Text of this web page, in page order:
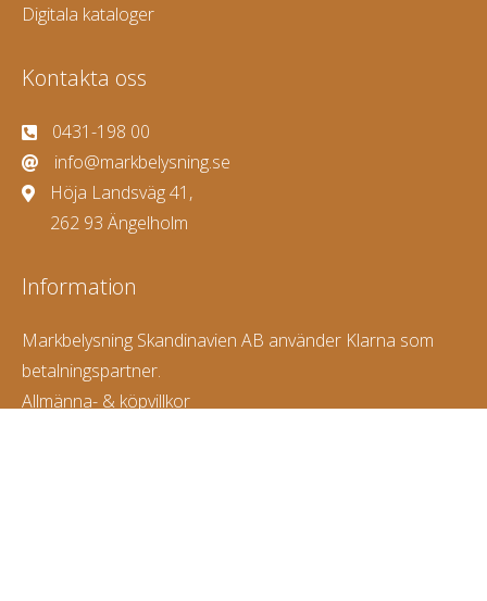
Digitala kataloger
Kontakta oss
0431-198 00
info@markbelysning.se
Höja Landsväg 41,
262 93 Ängelholm
Information
Markbelysning Skandinavien AB använder Klarna som
betalningspartner.
Allmänna- & köpvillkor